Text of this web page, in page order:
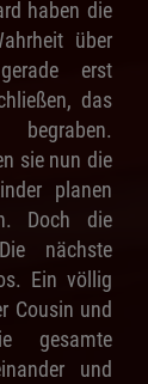
haben die
über
erst
das
sie nun die
planen
Doch die
nächste
Ein völlig
Cousin und
gesamte
und